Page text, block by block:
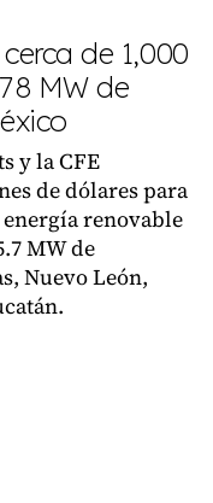
de 1,000
MW de
y la CFE
de dólares para
renovable
MW de
Nuevo León,